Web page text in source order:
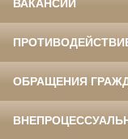
ВАКАНСИИ
ОБРАЩЕНИЯ